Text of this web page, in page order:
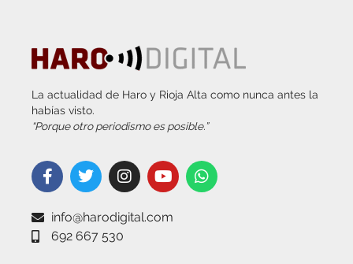
La actualidad de Haro y Rioja Alta como nunca antes la
habías visto.
“Porque otro periodismo es posible.”
info@harodigital.com
692 667 530